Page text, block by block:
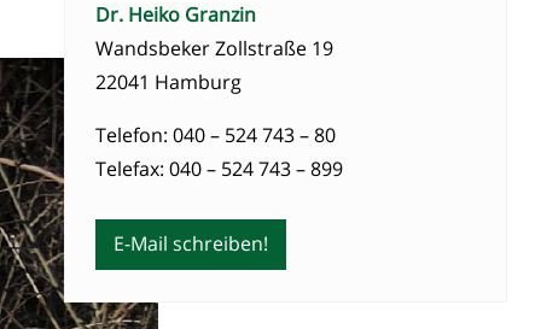
Dr. Heiko Granzin
Wandsbeker Zollstraße 19
22041 Hamburg
Telefon: 040 – 524 743 – 80
Telefax: 040 – 524 743 – 899
E-Mail schreiben!